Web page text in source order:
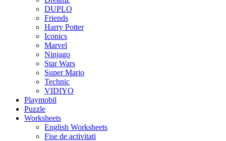
DUPLO
Friends
Harry Potter
Iconics
Marvel
Ninjago
Star Wars
Super Mario
Technic
VIDIYO
Playmobil
Puzzle
Worksheets
English Worksheets
Fise de activitati